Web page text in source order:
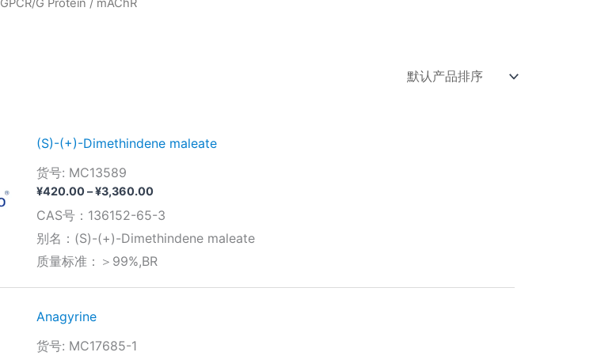
GPCR/G Protein / mAChR
(S)-(+)-Dimethindene maleate
货号: MC13589
¥420.00–¥3,360.00价
范
围：
¥420.00
至
CAS号：136152-65-3
别名：(S)-(+)-Dimethindene maleate
质量标准：＞99%,BR
Anagyrine
货号: MC17685-1